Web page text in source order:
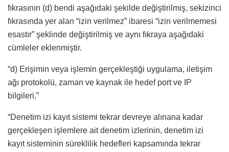
fıkrasının (d) bendi aşağıdaki şekilde değiştirilmiş, sekizinci
fıkrasında yer alan “izin verilmez” ibaresi “izin verilmemesi
esastır” şeklinde değiştirilmiş ve aynı fıkraya aşağıdaki
cümleler eklenmiştir.
“d) Erişimin veya işlemin gerçekleştiği uygulama, iletişim
ağı protokolü, zaman ve kaynak ile hedef port ve IP
bilgileri,”
“Denetim izi kayıt sistemi tekrar devreye alınana kadar
gerçekleşen işlemlere ait denetim izlerinin, denetim izi
kayıt sisteminin süreklilik hedefleri kapsamında tekrar